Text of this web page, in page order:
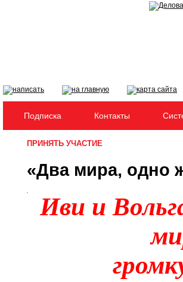
Подписка Контакты
ПРИНЯТЬ УЧАСТИЕ
«Два мира, одно
Иви и